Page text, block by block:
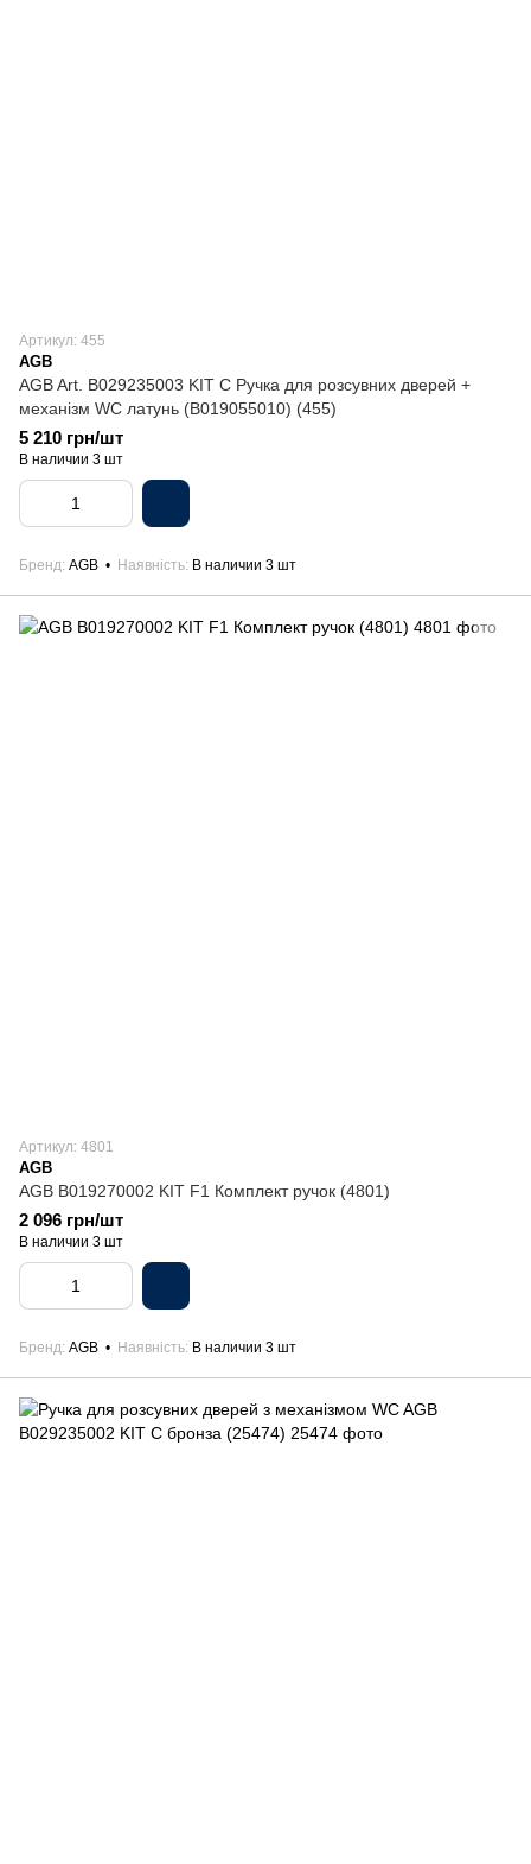
Артикул: 455
AGB
AGB Art. B029235003 KIT C Ручка для розсувних дверей +
механізм WC латунь (B019055010) (455)
5 210 грн/шт
В наличии 3 шт
Бренд AGB Наявність В наличии 3 шт
Артикул: 4801
AGB
AGB B019270002 KIT F1 Комплект ручок (4801)
2 096 грн/шт
В наличии 3 шт
Бренд AGB Наявність В наличии 3 шт